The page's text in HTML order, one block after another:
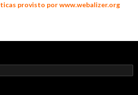
provisto por www.webalizer.org